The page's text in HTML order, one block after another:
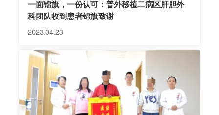
一面锦旗，一份认可：普外移植二病区肝胆外
科团队收到患者锦旗致谢
2023.04.23